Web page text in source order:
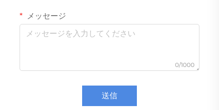
メッセージ
0/1000
送信